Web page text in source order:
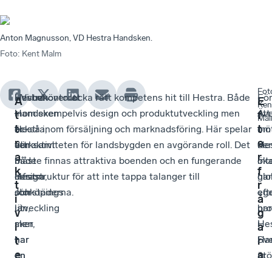
Anton Magnusson, VD Hestra Handsken.
Foto: Kent Malm
Hestra
Handsken
är
verksamt
i
Hestra,
Jönköpings
län,
men
har
en
A
t
t
r
a
k
t
i
v
i
t
e
Huvudkontoret
i
Hestra,
där
både
design
och
utveckling
sker,
har
en
- Vi behöver locka rätt kompetens hit till Hestra. Både
inom exempelvis design och produktutveckling men
också inom försäljning och marknadsföring. Här spelar
attraktiviteten för landsbygden en avgörande roll. Det
måste finnas attraktiva boenden och en fungerande
infrastruktur för att inte tappa talanger till
storstäderna.
-
om
har
i
är
E
f
t
e
r
f
r
å
g
a
r
a
För
att
har